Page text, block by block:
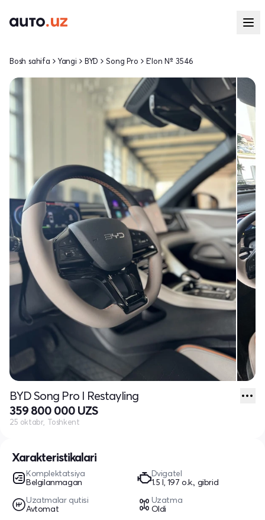
Xarakteristikalari
Komplektatsiya
Belgilanmagan
Dvigatel
1.5 l, 197 o.k., gibrid
Uzatmalar qutisi
Avtomat
Uzatma
Oldi
Bosh sahifa Yangi BYD Song Pro E'lon № 3546
BYD Song Pro I Restayling
359 800 000 UZS
25 oktabr, Toshkent